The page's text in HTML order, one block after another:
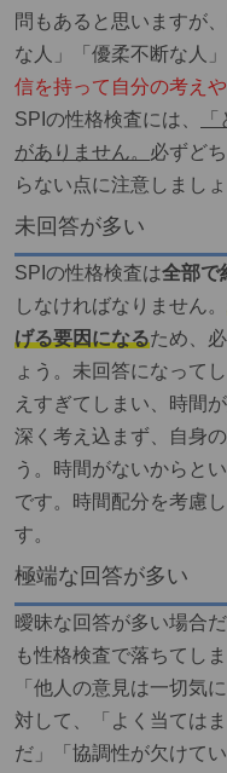
問もあると思いますが
な人」「優柔不断な人
信を持って自分の考え
SPIの性格検査には、
がありません。 必ずど
らない点に注意しましょ
未回答が多い
SPIの性格検査は全部で
しなければなりません。
げる要因になるため、
ょう。未回答になって
えすぎてしまい、時間
深く考え込まず、自身
う。時間がないからと
です。時間配分を考慮
す。
極端な回答が多い
曖昧な回答が多い場合だ
も性格検査で落ちてし
「他人の意見は一切気
対して、「よく当ては
だ」「協調性が欠けて